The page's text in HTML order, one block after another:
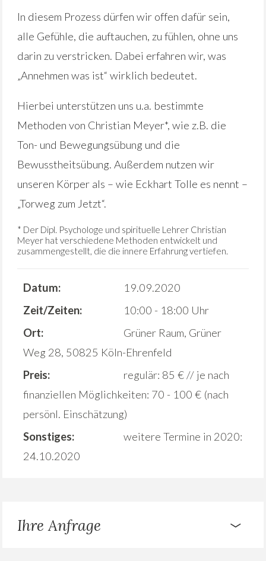
In diesem Prozess dürfen wir offen dafür sein,
alle Gefühle, die auftauchen, zu fühlen, ohne uns
darin zu verstricken. Dabei erfahren wir, was
„Annehmen was ist“ wirklich bedeutet.
Hierbei unterstützen uns u.a. bestimmte
Methoden von Christian Meyer*, wie z.B. die
Ton- und Bewegungsübung und die
Bewusstheitsübung. Außerdem nutzen wir
unseren Körper als – wie Eckhart Tolle es nennt –
„Torweg zum Jetzt“.
* Der Dipl. Psychologe und spirituelle Lehrer Christian
Meyer hat verschiedene Methoden entwickelt und
zusammengestellt, die die innere Erfahrung vertiefen.
Datum:
19.09.2020
Zeit/Zeiten:
10:00 - 18:00 Uhr
Ort:
Grüner Raum, Grüner
Weg 28, 50825 Köln-Ehrenfeld
Preis:
regulär: 85 € // je nach
finanziellen Möglichkeiten: 70 - 100 € (nach
persönl. Einschätzung)
Sonstiges:
weitere Termine in 2020:
24.10.2020
Ihre Anfrage